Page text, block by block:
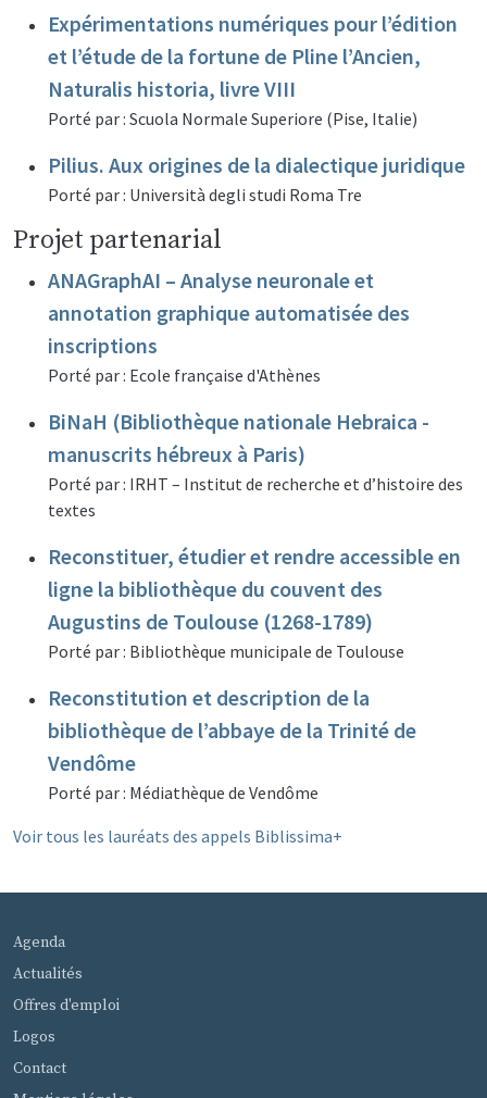
Expérimentations numériques pour l’édition
et l’étude de la fortune de Pline l’Ancien,
Naturalis historia, livre VIII
Porté par : Scuola Normale Superiore (Pise, Italie)
Pilius. Aux origines de la dialectique juridique
Porté par : Università degli studi Roma Tre
Projet partenarial
ANAGraphAI – Analyse neuronale et
annotation graphique automatisée des
inscriptions
Porté par : Ecole française d'Athènes
BiNaH (Bibliothèque nationale Hebraica -
manuscrits hébreux à Paris)
Porté par : IRHT – Institut de recherche et d’histoire des
textes
Reconstituer, étudier et rendre accessible en
ligne la bibliothèque du couvent des
Augustins de Toulouse (1268-1789)
Porté par : Bibliothèque municipale de Toulouse
Reconstitution et description de la
bibliothèque de l’abbaye de la Trinité de
Vendôme
Porté par : Médiathèque de Vendôme
Voir tous les lauréats des appels Biblissima+
MENU PIED DE PAGE
Agenda
Actualités
Offres d'emploi
Logos
Contact